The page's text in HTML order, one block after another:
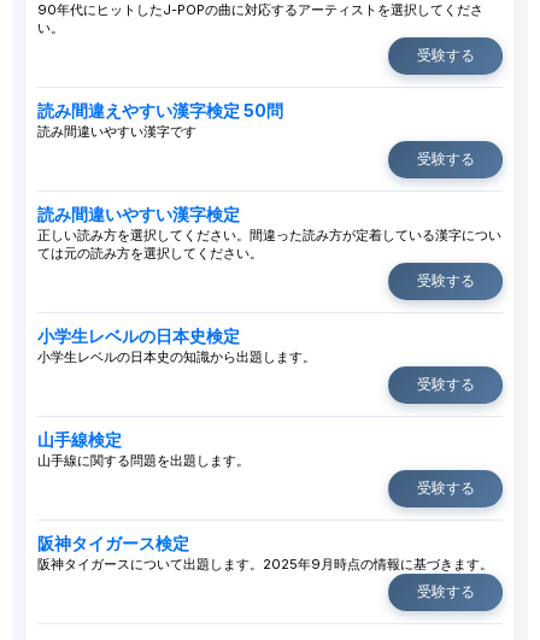
90年代にヒットしたJ-POPの曲に対応するアーティストを選択してくださ
い。
受験する
読み間違えやすい漢字検定 50問
読み間違いやすい漢字です
受験する
読み間違いやすい漢字検定
正しい読み方を選択してください。間違った読み方が定着している漢字につい
ては元の読み方を選択してください。
受験する
小学生レベルの日本史検定
小学生レベルの日本史の知識から出題します。
受験する
山手線検定
山手線に関する問題を出題します。
受験する
阪神タイガース検定
阪神タイガースについて出題します。2025年9月時点の情報に基づきます。
受験する